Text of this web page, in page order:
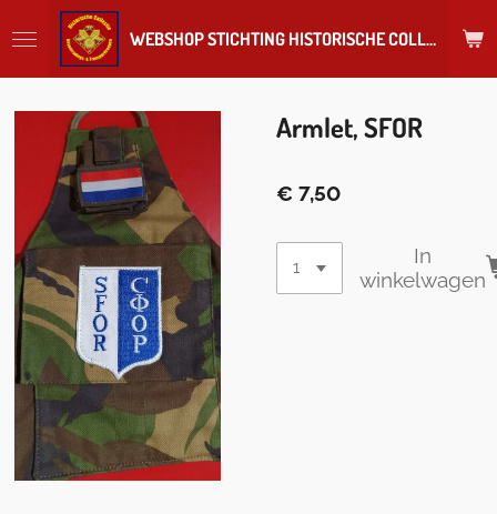
direct
hoofdinhoud
WEBSHOP STICHTING HISTORISCHE COLLECTIE REGIMENT
Armlet, SFOR
€ 7,50
In
winkelwagen